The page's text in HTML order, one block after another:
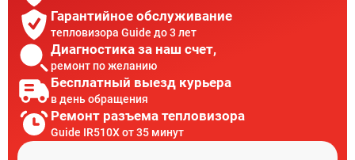
Гарантийное обслуживание
тепловизора Guide до 3 лет
Диагностика за наш счет,
ремонт по желанию
Бесплатный выезд курьера
в день обращения
Ремонт разъема тепловизора
Guide IR510X от 35 минут